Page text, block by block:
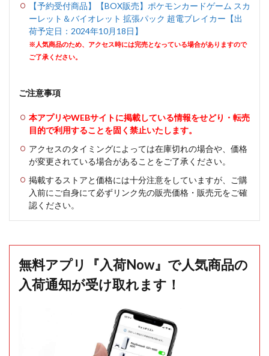
【予約受付商品】【BOX販売】ポケモンカードゲーム スカ
ーレット＆バイオレット 拡張パック 超電ブレイカー【出
荷予定日：2024年10月18日】
※人気商品のため、アクセス時には完売となっている場合がありますので
ご了承ください。
ご注意事項
本アプリやWEBサイトに掲載している情報をせどり・転売
目的で利用することを固く禁止いたします。
アクセスのタイミングによっては在庫切れの場合や、価格
が変更されている場合があることをご了承ください。
掲載するストアと価格には十分注意をしていますが、ご購
入前にご自身にて必ずリンク先の販売価格・販売元をご確
認ください。
無料アプリ『入荷Now』で人気商品の
入荷通知が受け取れます！